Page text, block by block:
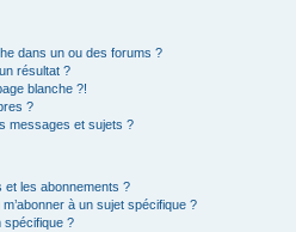
dans un ou des forums ?
résultat ?
blanche ?!
?
messages et sujets ?
et les abonnements ?
à un sujet spécifique ?
spécifique ?